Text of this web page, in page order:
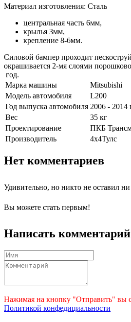
Материал изготовления: Сталь
центральная часть 6мм,
крылья 3мм,
крепление 8-6мм.
Силовой бампер проходит
окрашивается 2-мя слоями
год.
Марка машины
Mitsubishi
Модель автомобиля
L200
Год выпуска автомобиля 2006 - 2014
Вес
35 кг
Проектирование
ПКБ
Производитель
4х4Тулс
Нет комментариев
Удивительно, но никто не оставил
Вы можете стать первым!
Написать комментарий
Нажимая на кнопку "Отправить" вы
Политикой конфедициальности